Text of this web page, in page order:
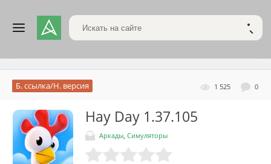
Поиск по сайту
1 525 0
Б. ссылка/Н. версия
Hay Day 1.37.105
Аркады Симуляторы